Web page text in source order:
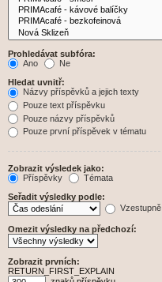
Prohledávat subfóra:
Ano
Ne
Hledat uvnitř:
Názvy příspěvků a jejich texty
Pouze text příspěvku
Pouze názvy příspěvků
Pouze první příspěvek v tématu
Zobrazit výsledek jako:
Příspěvky
Témata
Seřadit výsledky podle:
Vzestupně
Omezit výsledky na předchozí:
Zobrazit prvních:
RETURN_FIRST_EXPLAIN